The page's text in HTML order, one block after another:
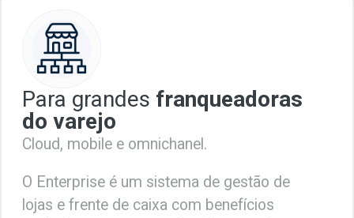
Para grandes franqueadoras
do varejo
Cloud, mobile e omnichanel.
O Enterprise é um sistema de gestão de
lojas e frente de caixa com benefícios